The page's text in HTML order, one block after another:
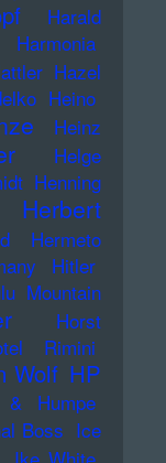
Harald
Harmonia
Hazel
Heino
Heinz
Helge
Henning
Herbert
Hermeto
Hitler
Mountain
Horst
Rimini
Wolf HP
& Humpe
Boss Ice